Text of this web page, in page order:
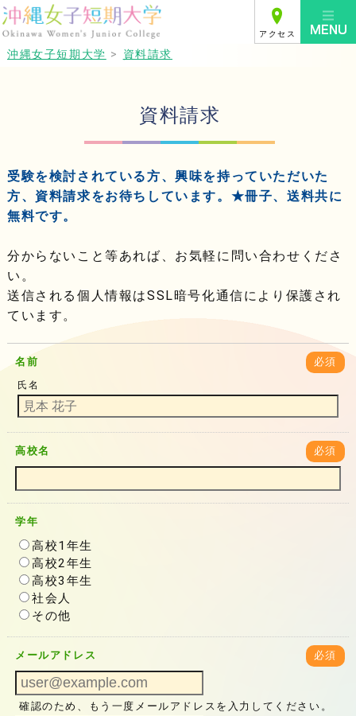
アクセス
沖縄女子短期大学 > 資料請求
資料請求
受験を検討されている方、興味を持っていただいた
方、資料請求をお待ちしています。★冊子、送料共に
無料です。
分からないこと等あれば、お気軽に問い合わせくださ
い。
送信される個人情報はSSL暗号化通信により保護され
ています。
名前 必須
氏名
高校名 必須
学年
高校1年生
高校2年生
高校3年生
社会人
その他
メールアドレス 必須
確認のため、もう一度メールアドレスを入力してください。